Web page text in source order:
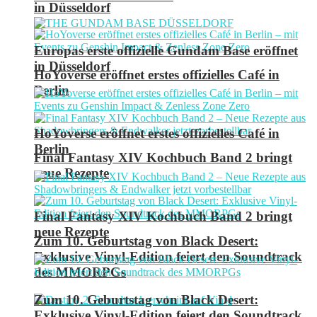
in Düsseldorf
HoYoverse eröffnet erstes offizielles Café in
Berlin
Final Fantasy XIV Kochbuch Band 2 bringt
neue Rezepte
Zum 10. Geburtstag von Black Desert:
Exklusive Vinyl-Edition feiert den Soundtrack
des MMORPGs
Europas erste offizielle Gundam Base eröffnet
in Düsseldorf
HoYoverse eröffnet erstes offizielles Café in
Berlin
Final Fantasy XIV Kochbuch Band 2 bringt
neue Rezepte
Zum 10. Geburtstag von Black Desert: